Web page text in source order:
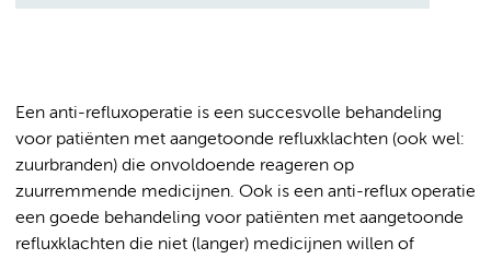
Een anti-refluxoperatie is een succesvolle behandeling
voor patiënten met aangetoonde refluxklachten (ook wel:
zuurbranden) die onvoldoende reageren op
zuurremmende medicijnen. Ook is een anti-reflux operatie
een goede behandeling voor patiënten met aangetoonde
refluxklachten die niet (langer) medicijnen willen of